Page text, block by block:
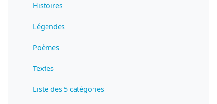
Histoires
Légendes
Poèmes
Textes
Liste des 5 catégories